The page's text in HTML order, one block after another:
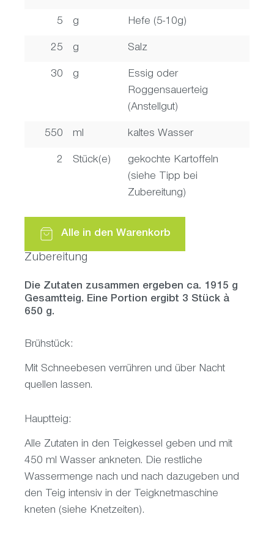
5 g Hefe (5-10g)
25 g Salz
30 g
Essig oder
Roggensauerteig
(Anstellgut)
550 ml kaltes Wasser
2 Stück(e)
gekochte Kartoffeln
(siehe Tipp bei
Zubereitung)
Alle in den Warenkorb
Zubereitung
Die Zutaten zusammen ergeben ca. 1915 g
Gesamtteig. Eine Portion ergibt 3 Stück à
650 g.
Brühstück:
Mit Schneebesen verrühren und über Nacht
quellen lassen.
Hauptteig:
Alle Zutaten in den Teigkessel geben und mit
450 ml Wasser ankneten. Die restliche
Wassermenge nach und nach dazugeben und
den Teig intensiv in der Teigknetmaschine
kneten (siehe Knetzeiten).